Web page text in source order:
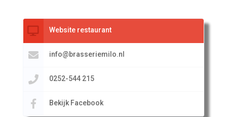
Website restaurant
info@brasseriemilo.nl
0252-544 215
Bekijk Facebook